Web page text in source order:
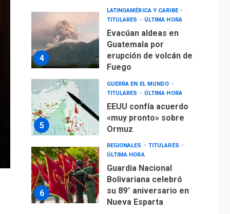
4
LATINOAMÉRICA Y CARIBE
TITULARES
ÚLTIMA HORA
Evacúan aldeas en
Guatemala por
erupción de volcán de
Fuego
5
GUERRA EN EL MUNDO
TITULARES
ÚLTIMA HORA
EEUU confía acuerdo
«muy pronto» sobre
Ormuz
6
REGIONALES
TITULARES
ÚLTIMA HORA
Guardia Nacional
Bolivariana celebró
su 89° aniversario en
Nueva Esparta